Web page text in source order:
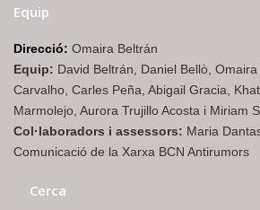
Equip
Direcció: Omaira Beltrán
Equip: David Beltrán, Daniel Bellò,
Carvalho, Carles Peña, Abigail Gracia,
Marmolejo, Aurora Trujillo Acosta i Miriam
Col·laboradors i assessors: Maria
Comunicació de la Xarxa BCN Antirumors
Cerca